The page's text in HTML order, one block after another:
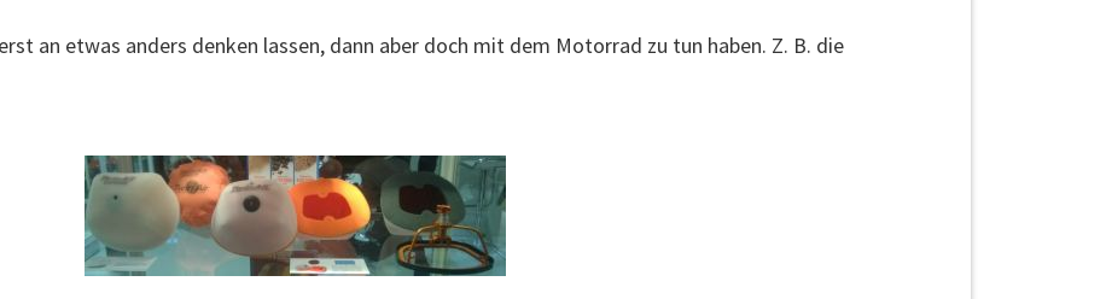
an etwas anders denken lassen, dann aber doch mit dem Motorrad zu tun haben. Z. B. die